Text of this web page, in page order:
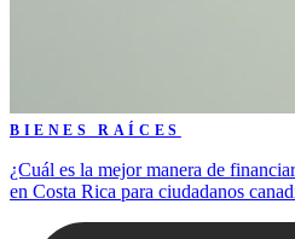
BIENES RAÍCES
¿Cuál es la mejor manera de
en Costa Rica para ciudadanos